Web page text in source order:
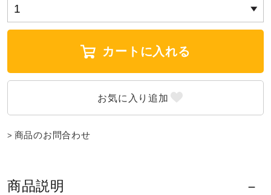
ソフトボール
柔道
ウィンタースポーツ
カートに入れる
商品のお問合わせ
商品説明